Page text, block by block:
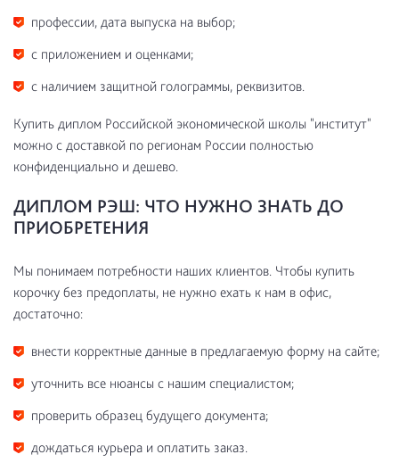
профессии, дата выпуска на выбор;
с приложением и оценками;
с наличием защитной голограммы, реквизитов.
Купить диплом Российской экономической школы "институт"
можно с доставкой по регионам России полностью
конфиденциально и дешево.
ДИПЛОМ РЭШ: ЧТО НУЖНО ЗНАТЬ ДО
ПРИОБРЕТЕНИЯ
Мы понимаем потребности наших клиентов. Чтобы купить
корочку без предоплаты, не нужно ехать к нам в офис,
достаточно:
внести корректные данные в предлагаемую форму на сайте;
уточнить все нюансы с нашим специалистом;
проверить образец будущего документа;
дождаться курьера и оплатить заказ.